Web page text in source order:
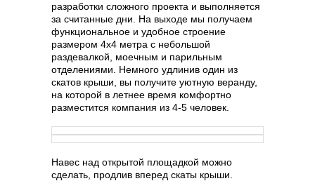
разработки сложного проекта и выполняется
за считанные дни. На выходе мы получаем
функциональное и удобное строение
размером 4х4 метра с небольшой
раздевалкой, моечным и парильным
отделениями. Немного удлинив один из
скатов крыши, вы получите уютную веранду,
на которой в летнее время комфортно
разместится компания из 4-5 человек.
Навес над открытой площадкой можно
сделать, продлив вперед скаты крыши.